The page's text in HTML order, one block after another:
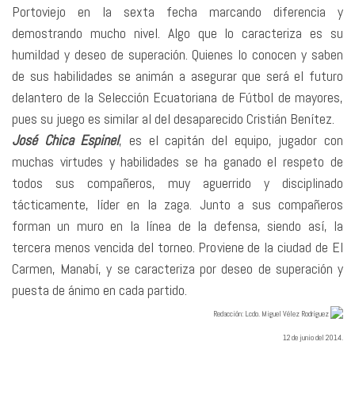
Portoviejo en la sexta fecha marcando diferencia y
demostrando mucho nivel. Algo que lo caracteriza es su
humildad y deseo de superación. Quienes lo conocen y saben
de sus habilidades se animán a asegurar que será el futuro
delantero de la Selección Ecuatoriana de Fútbol de mayores,
pues su juego es similar al del desaparecido Cristián Benítez.
José Chica Espinel, es el capitán del equipo, jugador con
muchas virtudes y habilidades se ha ganado el respeto de
todos sus compañeros, muy aguerrido y disciplinado
tácticamente, líder en la zaga. Junto a sus compañeros
forman un muro en la línea de la defensa, siendo así, la
tercera menos vencida del torneo. Proviene de la ciudad de El
Carmen, Manabí, y se caracteriza por deseo de superación y
puesta de ánimo en cada partido.
Redacción: Lcdo. Miguel Vélez Rodríguez
12 de junio del 2014.